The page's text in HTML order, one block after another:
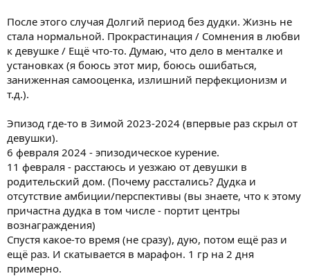
После этого случая Долгий период без дудки. Жизнь не
стала нормальной. Прокрастинация / Сомнения в любви
к девушке / Ещё что-то. Думаю, что дело в менталке и
установках (я боюсь этот мир, боюсь ошибаться,
заниженная самооценка, излишний перфекционизм и
т.д.).
Эпизод где-то в Зимой 2023-2024 (впервые раз скрыл от
девушки).
6 февраля 2024 - эпизодическое курение.
11 февраля - расстаюсь и уезжаю от девушки в
родительский дом. (Почему расстались? Дудка и
отсутствие амбиции/перспективы (вы знаете, что к этому
причастна дудка в том числе - портит центры
вознаграждения)
Спустя какое-то время (не сразу), дую, потом ещё раз и
ещё раз. И скатывается в марафон. 1 гр на 2 дня
примерно.